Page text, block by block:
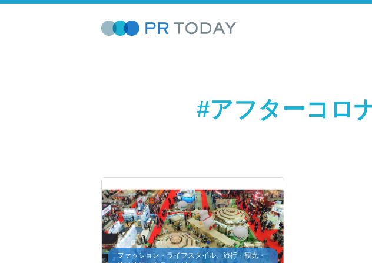
#アフターコロ
ファッション・ライフスタイル、旅行・観光・